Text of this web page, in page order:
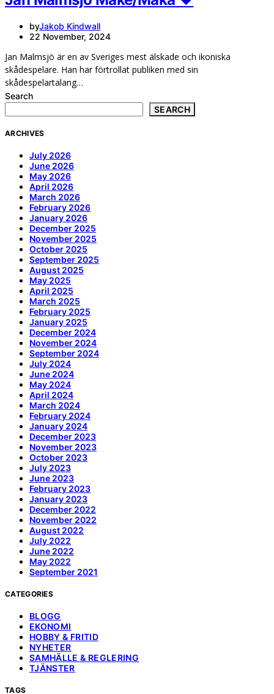
byJakob Kindwall
22 November, 2024
Jan Malmsjö är en av Sveriges mest älskade och ikoniska
skådespelare. Han har förtrollat publiken med sin
skådespelartalang…
Search
SEARCH
ARCHIVES
July 2026
June 2026
May 2026
April 2026
March 2026
February 2026
January 2026
December 2025
November 2025
October 2025
September 2025
August 2025
May 2025
April 2025
March 2025
February 2025
January 2025
December 2024
November 2024
September 2024
July 2024
June 2024
May 2024
April 2024
March 2024
February 2024
January 2024
December 2023
November 2023
October 2023
July 2023
June 2023
February 2023
January 2023
December 2022
November 2022
August 2022
July 2022
June 2022
May 2022
September 2021
CATEGORIES
BLOGG
EKONOMI
HOBBY & FRITID
NYHETER
SAMHÄLLE & REGLERING
TJÄNSTER
TAGS